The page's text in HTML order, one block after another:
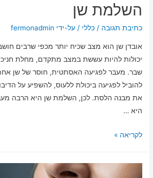
השלמת שן
כתיבת תגובה /כללי / על-ידי fermonadmin
אובדן שן הוא מצב שכיח יותר מכפי שרבים
יכולות להיות עששת במצב מתקדם, מחלת
שבר. מעבר לפגיעה האסתטית, חוסר של שן אחת
להוביל לפגיעה ביכולת ללעוס, להשפיע על
את מבנה הלסת. לכן, השלמת שן היא הרבה
היא …
לקריאה »